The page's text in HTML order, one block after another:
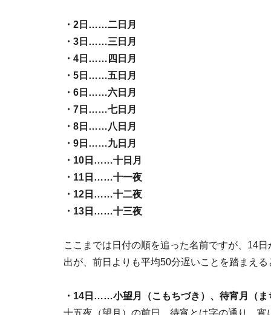
・2日……二日月
・3日……三日月
・4日……四日月
・5日……五日月
・6日……六日月
・7日……七日月
・8日……八日月
・9日……九日月
・10日……十日月
・11日……十一夜
・12日……十二夜
・13日……十三夜
ここまでは日付の順を追った名前ですが、14
出が、前日よりも平均50分遅いことを踏まえ
・14日……小望月（こもちづき）、待宵月（ま
十五夜（望月）の前日。待宵とは字の通り、宵